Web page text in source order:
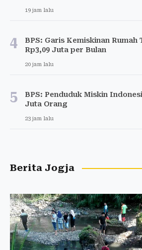
19 jam lalu
4
BPS: Garis Kemiskinan Rumah
Rp3,09 Juta per Bulan
20 jam lalu
5
BPS: Penduduk Miskin
Juta Orang
23 jam lalu
Berita Jogja